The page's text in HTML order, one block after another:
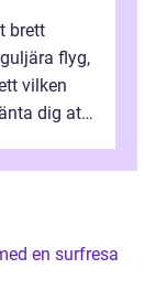
brett
flyg,
vilken
dig att
en surfresa